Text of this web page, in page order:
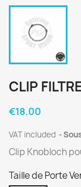
CLIP
€18.00
VAT included
Clip Knobloch
Taille de Porte